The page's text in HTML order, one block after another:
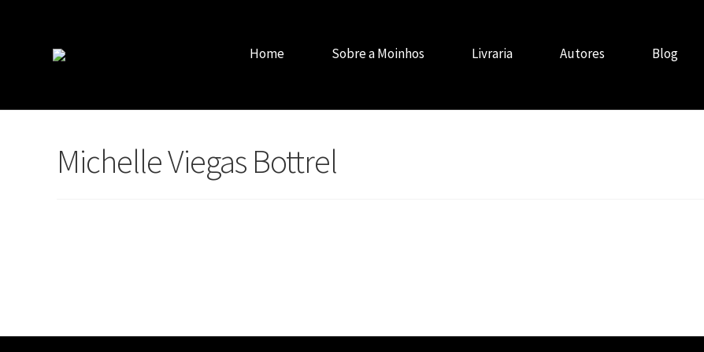
Home Sobre a Moinhos Livraria Autores Blog
Michelle Viegas Bottrel